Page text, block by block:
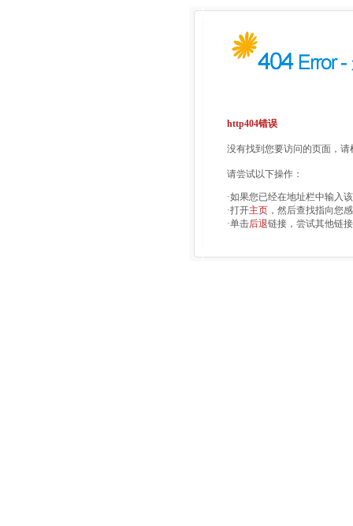
http404错误
没有找到您要访问的页面，
请尝试以下操作：
·如果您已经在地址栏中输入
·打开主页 ，然后查找指向您
·单击后退链接，尝试其他链